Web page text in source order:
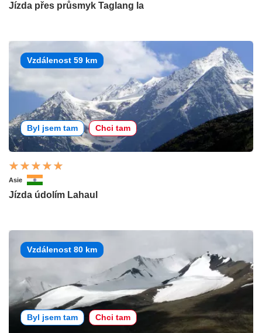
Jízda přes průsmyk Taglang la
Vzdálenost 59 km
Byl jsem tam Chci tam
Asie
Jízda údolím Lahaul
Vzdálenost 80 km
Byl jsem tam Chci tam